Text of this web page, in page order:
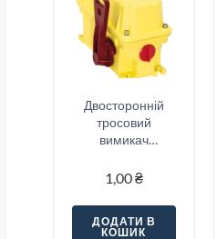
Двосторонній
тросовий
вимикач
зупинки Sitec
1,00₴
ДОДАТИ В
КОШИК